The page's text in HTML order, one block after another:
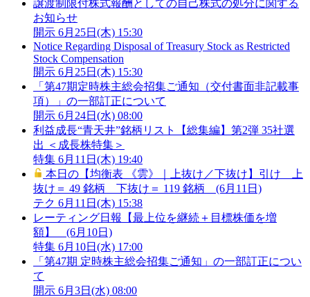
譲渡制限付株式報酬としての自己株式の処分に関する
お知らせ
開示 6月25日(木) 15:30
Notice Regarding Disposal of Treasury Stock as Restricted
Stock Compensation
開示 6月25日(木) 15:30
「第47期定時株主総会招集ご通知（交付書面非記載事
項）」の一部訂正について
開示 6月24日(水) 08:00
利益成長“青天井”銘柄リスト【総集編】第2弾 35社選
出 ＜成長株特集＞
特集 6月11日(木) 19:40
本日の【均衡表 《雲》｜上抜け／下抜け】引け 上
抜け＝ 49 銘柄 下抜け＝ 119 銘柄 (6月11日)
テク 6月11日(木) 15:38
レーティング日報【最上位を継続＋目標株価を増
額】 (6月10日)
特集 6月10日(水) 17:00
「第47期 定時株主総会招集ご通知」の一部訂正につい
て
開示 6月3日(水) 08:00